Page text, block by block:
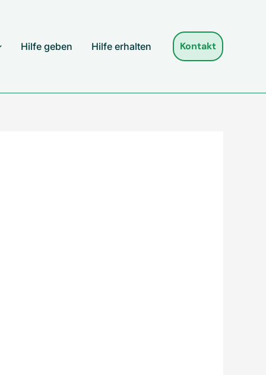
Hilfe geben Hilfe erhalten Kontakt